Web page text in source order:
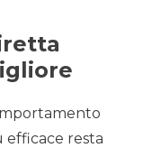
efficace resta